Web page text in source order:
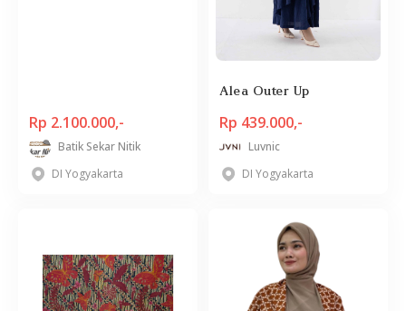
Rp 2.100.000,-
Batik Sekar Nitik
DI Yogyakarta
Alea Outer Up
Rp 439.000,-
Luvnic
DI Yogyakarta